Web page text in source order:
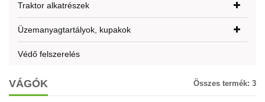
Traktor alkatrészek
Üzemanyagtartályok, kupakok
Védő felszerelés
VÁGÓK Összes termék: 3